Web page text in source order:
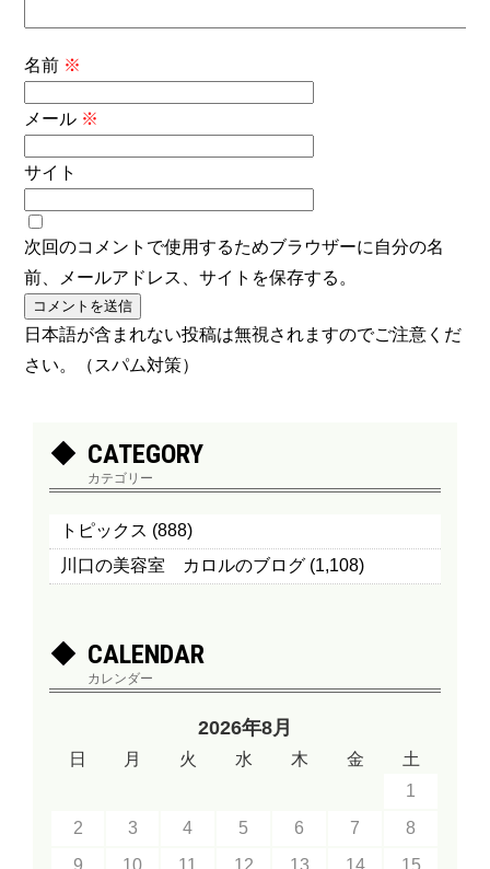
名前 ※
メール ※
サイト
次回のコメントで使用するためブラウザーに自分の名
前、メールアドレス、サイトを保存する。
日本語が含まれない投稿は無視されますのでご注意くだ
さい。（スパム対策）
CATEGORY
カテゴリー
トピックス (888)
川口の美容室 カロルのブログ (1,108)
CALENDAR
カレンダー
2026年8月
日 月 火 水 木 金
土
1
2
3 4 5 6 7
8
9
10 11 12 13 14
15